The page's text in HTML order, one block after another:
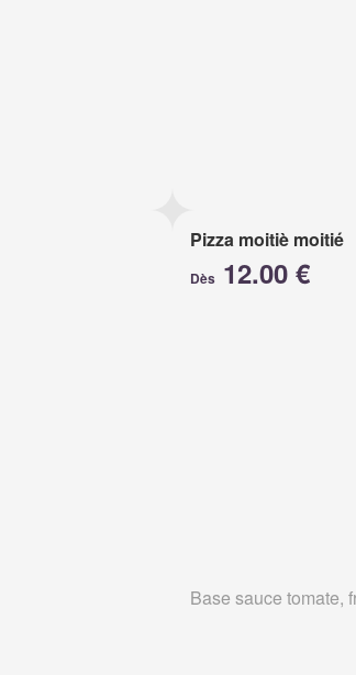
Pizza moitiè moitié
Dès 12.00 €
Base sauce tomate,